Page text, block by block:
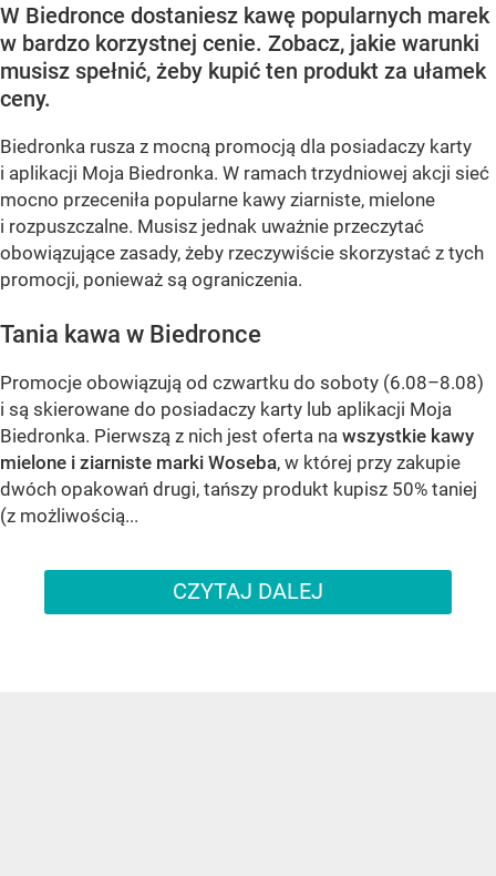
W Biedronce dostaniesz kawę popularnych marek
w bardzo korzystnej cenie. Zobacz, jakie warunki
musisz spełnić, żeby kupić ten produkt za ułamek
ceny.
Biedronka rusza z mocną promocją dla posiadaczy karty
i aplikacji Moja Biedronka. W ramach trzydniowej akcji sieć
mocno przeceniła popularne kawy ziarniste, mielone
i rozpuszczalne. Musisz jednak uważnie przeczytać
obowiązujące zasady, żeby rzeczywiście skorzystać z tych
promocji, ponieważ są ograniczenia.
Tania kawa w Biedronce
Promocje obowiązują od czwartku do soboty (6.08–8.08)
i są skierowane do posiadaczy karty lub aplikacji Moja
Biedronka. Pierwszą z nich jest oferta na wszystkie kawy
mielone i ziarniste marki Woseba, w której przy zakupie
dwóch opakowań drugi, tańszy produkt kupisz 50% taniej
(z możliwością...
CZYTAJ DALEJ